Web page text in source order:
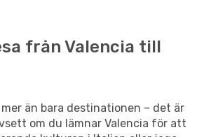
från Valencia till
än bara destinationen – det är
om du lämnar Valencia för att